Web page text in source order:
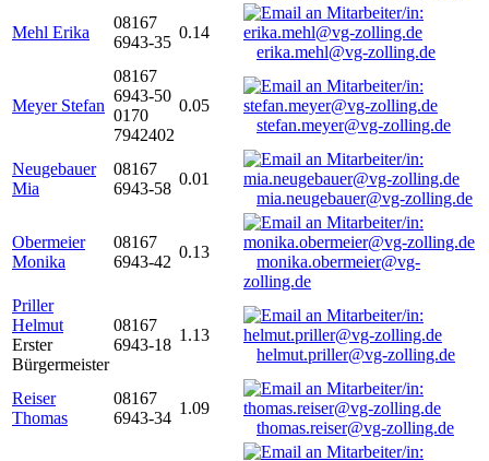
Mehl Erika
08167
6943-35
0.14
erika.mehl@vg-zolling.de
Meyer Stefan
08167
6943-50
0170
7942402
0.05
stefan.meyer@vg-zolling.de
Neugebauer
Mia
08167
6943-58
0.01
mia.neugebauer@vg-zolling.de
Obermeier
Monika
08167
6943-42
0.13
monika.obermeier@vg-
zolling.de
Priller
Helmut
Erster
Bürgermeister
08167
6943-18
1.13
helmut.priller@vg-zolling.de
Reiser
Thomas
08167
6943-34
1.09
thomas.reiser@vg-zolling.de